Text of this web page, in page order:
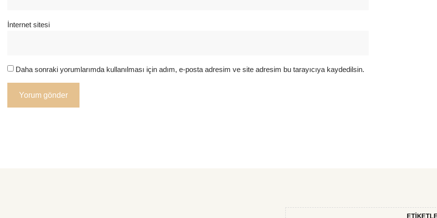
İnternet sitesi
Daha sonraki yorumlarımda kullanılması için adım, e-posta adresim ve site adresim bu tarayıcıya kaydedilsin.